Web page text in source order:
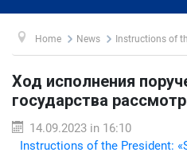
Home News Instructions of
Ход исполнения
государства
14.09.2023 in 16:10
Instructions of the President: